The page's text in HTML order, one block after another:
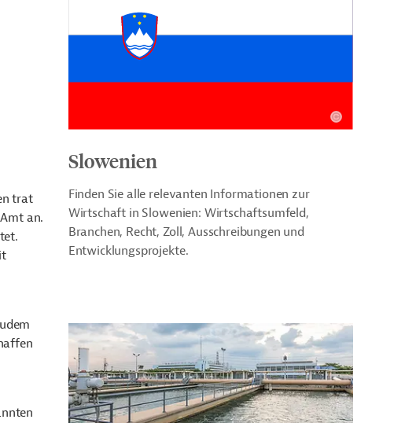
trat
an.
Slowenien
Finden Sie alle relevanten Informationen zur
Wirtschaft in Slowenien: Wirtschaftsumfeld,
Branchen, Recht, Zoll, Ausschreibungen und
Entwicklungsprojekte.